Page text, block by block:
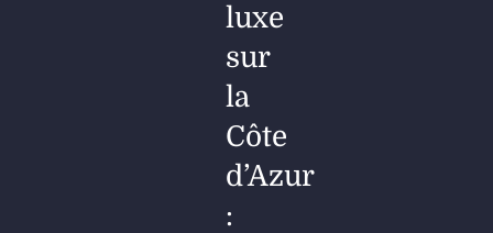
luxe
sur
la
Côte
d’Azur
: